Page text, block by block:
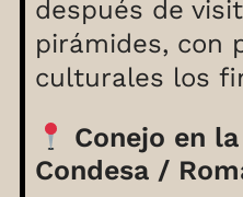
después de
pirámides, con
culturales los
Conejo en
Condesa /